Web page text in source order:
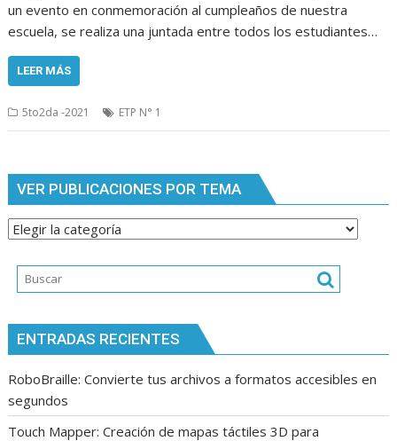
un evento en conmemoración al cumpleaños de nuestra
escuela, se realiza una juntada entre todos los estudiantes…
LEER MÁS
5to2da -2021 ETP N° 1
VER PUBLICACIONES POR TEMA
Ver
por
tema
ENTRADAS RECIENTES
RoboBraille: Convierte tus archivos a formatos accesibles en
segundos
Touch Mapper: Creación de mapas táctiles 3D para